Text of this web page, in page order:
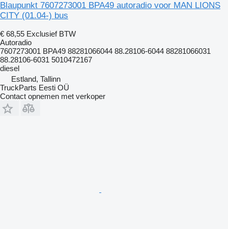
Blaupunkt 7607273001 BPA49 autoradio voor MAN LIONS
CITY (01.04-) bus
€ 68,55 Exclusief BTW
Autoradio
7607273001 BPA49 88281066044 88.28106-6044 88281066031
88.28106-6031 5010472167
diesel
Estland, Tallinn
TruckParts Eesti OÜ
Contact opnemen met verkoper